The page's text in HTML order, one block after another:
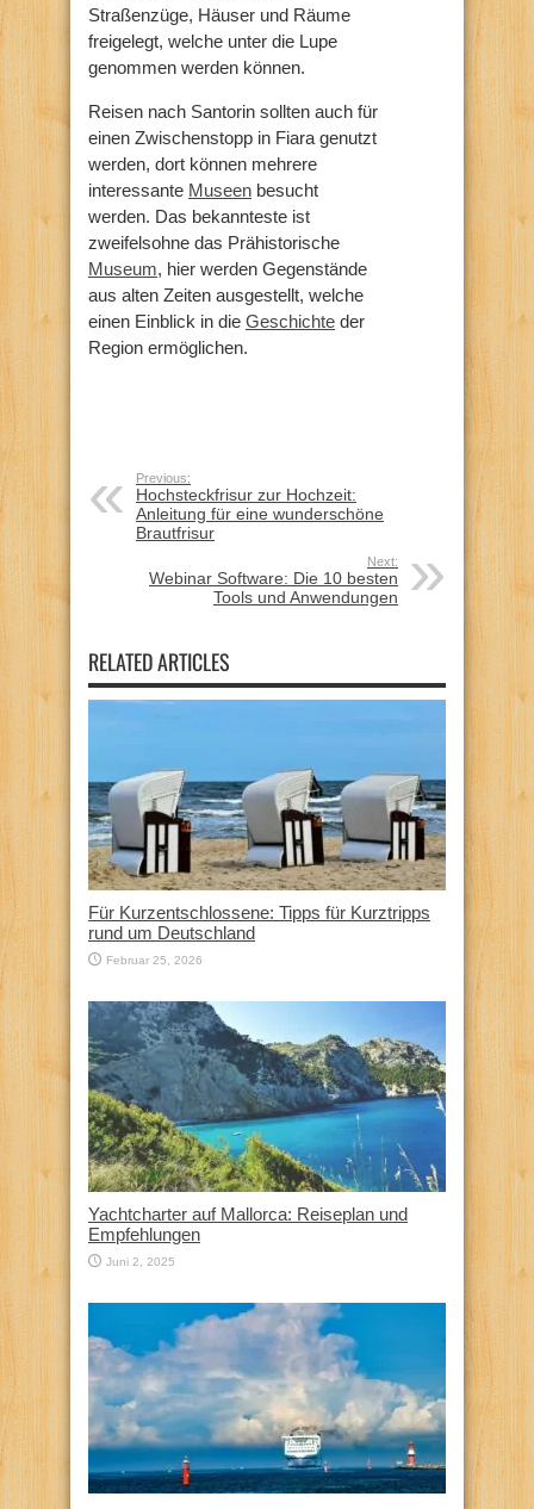
Straßenzüge, Häuser und Räume
freigelegt, welche unter die Lupe
genommen werden können.
Reisen nach Santorin sollten auch für
einen Zwischenstopp in Fiara genutzt
werden, dort können mehrere
interessante Museen besucht
werden. Das bekannteste ist
zweifelsohne das Prähistorische
Museum, hier werden Gegenstände
aus alten Zeiten ausgestellt, welche
einen Einblick in die Geschichte der
Region ermöglichen.
Previous:
Hochsteckfrisur zur Hochzeit:
Anleitung für eine wunderschöne
Brautfrisur
Next:
Webinar Software: Die 10 besten
Tools und Anwendungen
RELATED ARTICLES
Für Kurzentschlossene: Tipps für Kurztripps
rund um Deutschland
Februar 25, 2026
Yachtcharter auf Mallorca: Reiseplan und
Empfehlungen
Juni 2, 2025